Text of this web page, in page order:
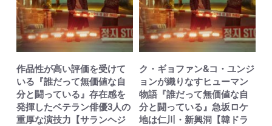
作品性が高い評価を受けて
いる『誰だって無価値な自
分と闘っている』存在感を
発揮したベテラン俳優3人の
重厚な演技力【サランヘジ
ク・ギョファン&コ・ユンジ
ョンが織りなすヒューマン
物語『誰だって無価値な自
分と闘っている』急坂ロケ
地は仁川・新興洞【韓ドラ